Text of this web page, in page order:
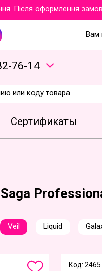
оформлення
Вам
2-76-1 4
Сертификаты
Veil Liquid
Код: 2465